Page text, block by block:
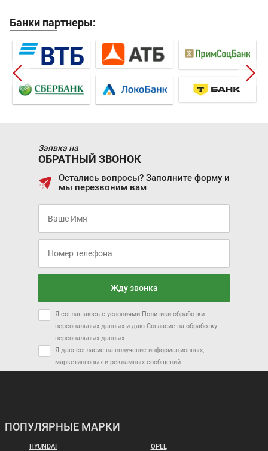
Банки партнеры:
Заявка на
ОБРАТНЫЙ ЗВОНОК
Остались вопросы? Заполните форму и
мы перезвоним вам
Жду звонка
Я соглашаюсь с условиями Политики обработки
персональных данных и даю Согласие на обработку
персональных данных
Я даю согласие на получение информационных,
маркетинговых и рекламных сообщений
ПОПУЛЯРНЫЕ МАРКИ
HYUNDAI
OPEL